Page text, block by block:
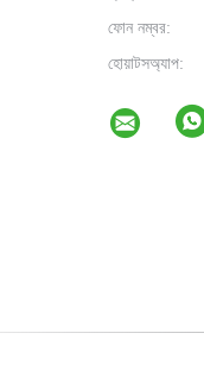
ফোন নম্বর:
হোয়াটসঅ্যাপ: